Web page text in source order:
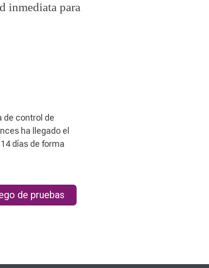
inmediata para
de control de
ha llegado el
días de forma
de pruebas